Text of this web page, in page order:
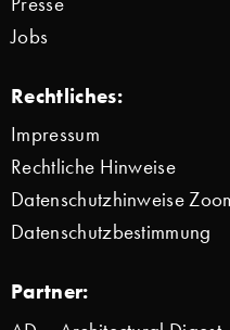
Jobs
Rechtliches:
Impressum
Rechtliche Hinweise
Datenschutzhinweise
Datenschutzbestimmung
Partner: